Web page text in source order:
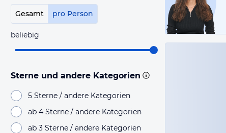
Gesamt pro Person
beliebig
Sterne und andere Kategorien
5 Sterne / andere Kategorien
ab 4 Sterne / andere Kategorien
ab 3 Sterne / andere Kategorien